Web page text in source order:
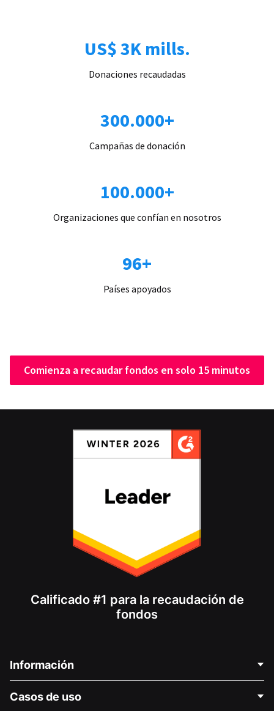
US$ 3K mills.
Donaciones recaudadas
300.000+
Campañas de donación
100.000+
Organizaciones que confían en nosotros
96+
Países apoyados
Comienza a recaudar fondos en solo 15 minutos
Calificado #1 para la recaudación de
fondos
Información
Acerca de nosotros
Casos de uso